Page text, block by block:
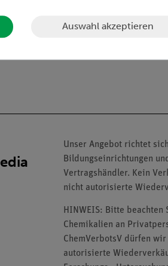
Unser Angebot richtet
Bildungseinrichtungen
Vertragshändler. Kein
nicht autorisierte
HINWEIS: Bitte beachten
Chemikalien an
ChemVerbotsV dürfen
autorisierte
Auswahl akzeptieren